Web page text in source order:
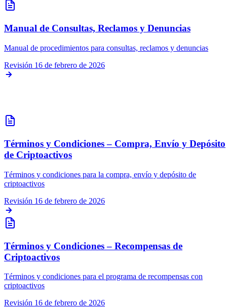
Manual de Consultas, Reclamos y Denuncias
Manual de procedimientos para consultas, reclamos y denuncias
Revisión 16 de febrero de 2026
Términos y Condiciones – Compra, Envío y Depósito
de Criptoactivos
Términos y condiciones para la compra, envío y depósito de
criptoactivos
Revisión 16 de febrero de 2026
Términos y Condiciones – Recompensas de
Criptoactivos
Términos y condiciones para el programa de recompensas con
criptoactivos
Revisión 16 de febrero de 2026